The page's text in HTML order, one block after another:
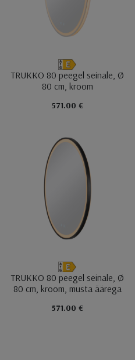
TRUKKO 80 peegel seinale, Ø
80 cm, kroom
571.00 €
TRUKKO 80 peegel seinale, Ø
80 cm, kroom, musta äärega
571.00 €